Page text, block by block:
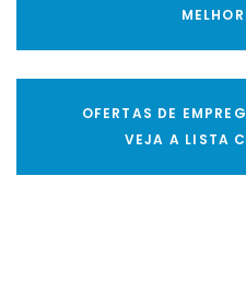
OFERTAS DE
VEJA A LISTA